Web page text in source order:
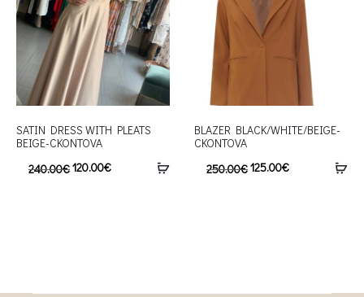
SATIN DRESS WITH PLEATS
BEIGE-CKONTOVA
240.00€120.00€
BLAZER BLACK/WHITE/BEIGE-
CKONTOVA
250.00€125.00€